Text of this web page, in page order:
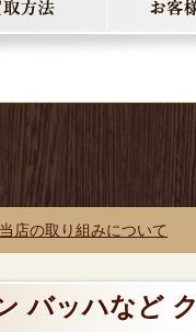
店の取り組みについて
バッハなど ク